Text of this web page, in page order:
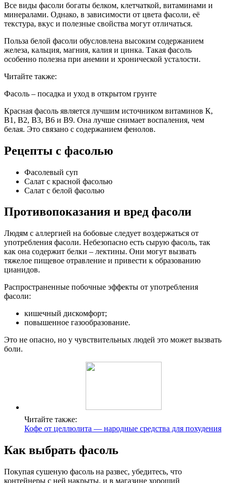
Все виды фасоли богаты белком, клетчаткой, витаминами и
минералами. Однако, в зависимости от цвета фасоли, её
текстура, вкус и полезные свойства могут отличаться.
Польза белой фасоли обусловлена высоким содержанием
железа, кальция, магния, калия и цинка. Такая фасоль
особенно полезна при анемии и хронической усталости.
Читайте также:
Фасоль – посадка и уход в открытом грунте
Красная фасоль является лучшим источником витаминов К,
В1, В2, В3, В6 и В9. Она лучше снимает воспаления, чем
белая. Это связано с содержанием фенолов.
Рецепты с фасолью
Фасолевый суп
Салат с красной фасолью
Салат с белой фасолью
Противопоказания и вред фасоли
Людям с аллергией на бобовые следует воздержаться от
употребления фасоли. Небезопасно есть сырую фасоль, так
как она содержит белки – лектины. Они могут вызвать
тяжелое пищевое отравление и привести к образованию
цианидов.
Распространенные побочные эффекты от употребления
фасоли:
кишечный дискомфорт;
повышенное газообразование.
Это не опасно, но у чувствительных людей это может вызвать
боли.
Читайте также:
Кофе от целлюлита — народные средства для похудения
Как выбрать фасоль
Покупая сушеную фасоль на развес, убедитесь, что
контейнеры с ней накрыты, и в магазине хороший